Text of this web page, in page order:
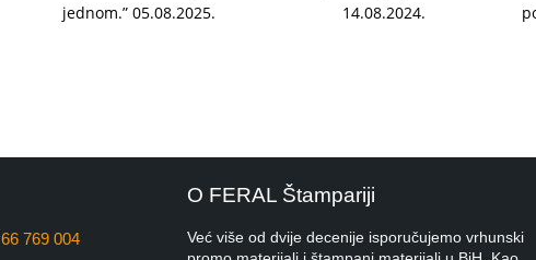
jednom.” 05.08.2025.
14.08.2024.
769 004
O FERAL Štampariji
Već više od dvije decenije isporučujemo vrhunski